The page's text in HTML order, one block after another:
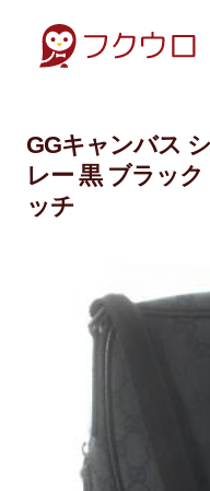
GGキャンバス
レー 黒 ブラック
ッチ